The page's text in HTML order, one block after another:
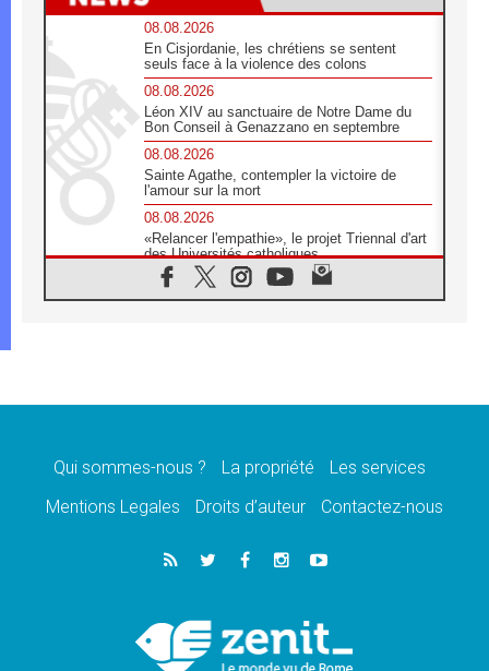
08.08.2026
En Cisjordanie, les chrétiens se sentent
seuls face à la violence des colons
08.08.2026
Léon XIV au sanctuaire de Notre Dame du
Bon Conseil à Genazzano en septembre
08.08.2026
Sainte Agathe, contempler la victoire de
l'amour sur la mort
08.08.2026
«Relancer l'empathie», le projet Triennal d'art
des Universités catholiques
08.08.2026
Signis 2026, donner la parole aux religieuses
07.08.2026
07.08.2026
de l'Assomption et mémoire nationale
«La paix commence par l'empathie» estime
le cardinal Parolin
En Colombie, «la paix ne s'achète pas avec
une signature»
Qui sommes-nous ? La propriété
Les services
Mentions Legales
Droits d’auteur Contactez-nous